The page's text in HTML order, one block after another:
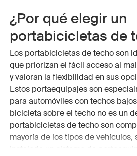
¿Por qué elegir un
portabicicletas de
Los portabicicletas de techo son
que priorizan el fácil acceso al
y valoran la flexibilidad en sus
Estos portaequipajes son
para automóviles con techos
bicicleta sobre el techo no es un
portabicicletas de techo son
mayoría de los tipos de vehículos,
instalado un sistema de